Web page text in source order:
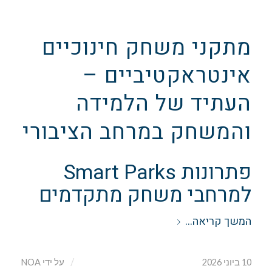
מתקני משחק חינוכיים
אינטראקטיביים –
העתיד של הלמידה
והמשחק במרחב הציבורי
פתרונות Smart Parks
למרחבי משחק מתקדמים
המשך קריאה…
10 ביוני 2026 / על ידיNOA